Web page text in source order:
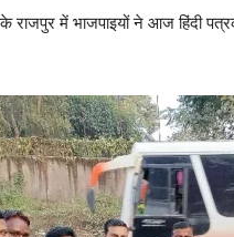
राजपुर में भाजपाइयों ने आज हिंदी